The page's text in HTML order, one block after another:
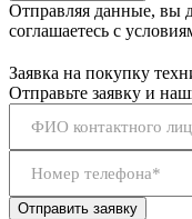
Отправляя данные, вы
соглашаетесь с
Заявка на покупку
Отправьте заявку и
ФИО контактного
Номер телефона*
Отправить заявку